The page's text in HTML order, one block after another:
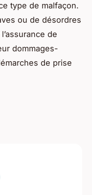
type de malfaçon.
ou de désordres
de
dommages-
de prise